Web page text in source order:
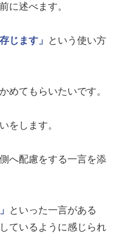
に述べます。
じます」
という使い方
めてもらいたいです。
をします。
へ配慮をする一言を添
といった一言がある
ているように感じられ